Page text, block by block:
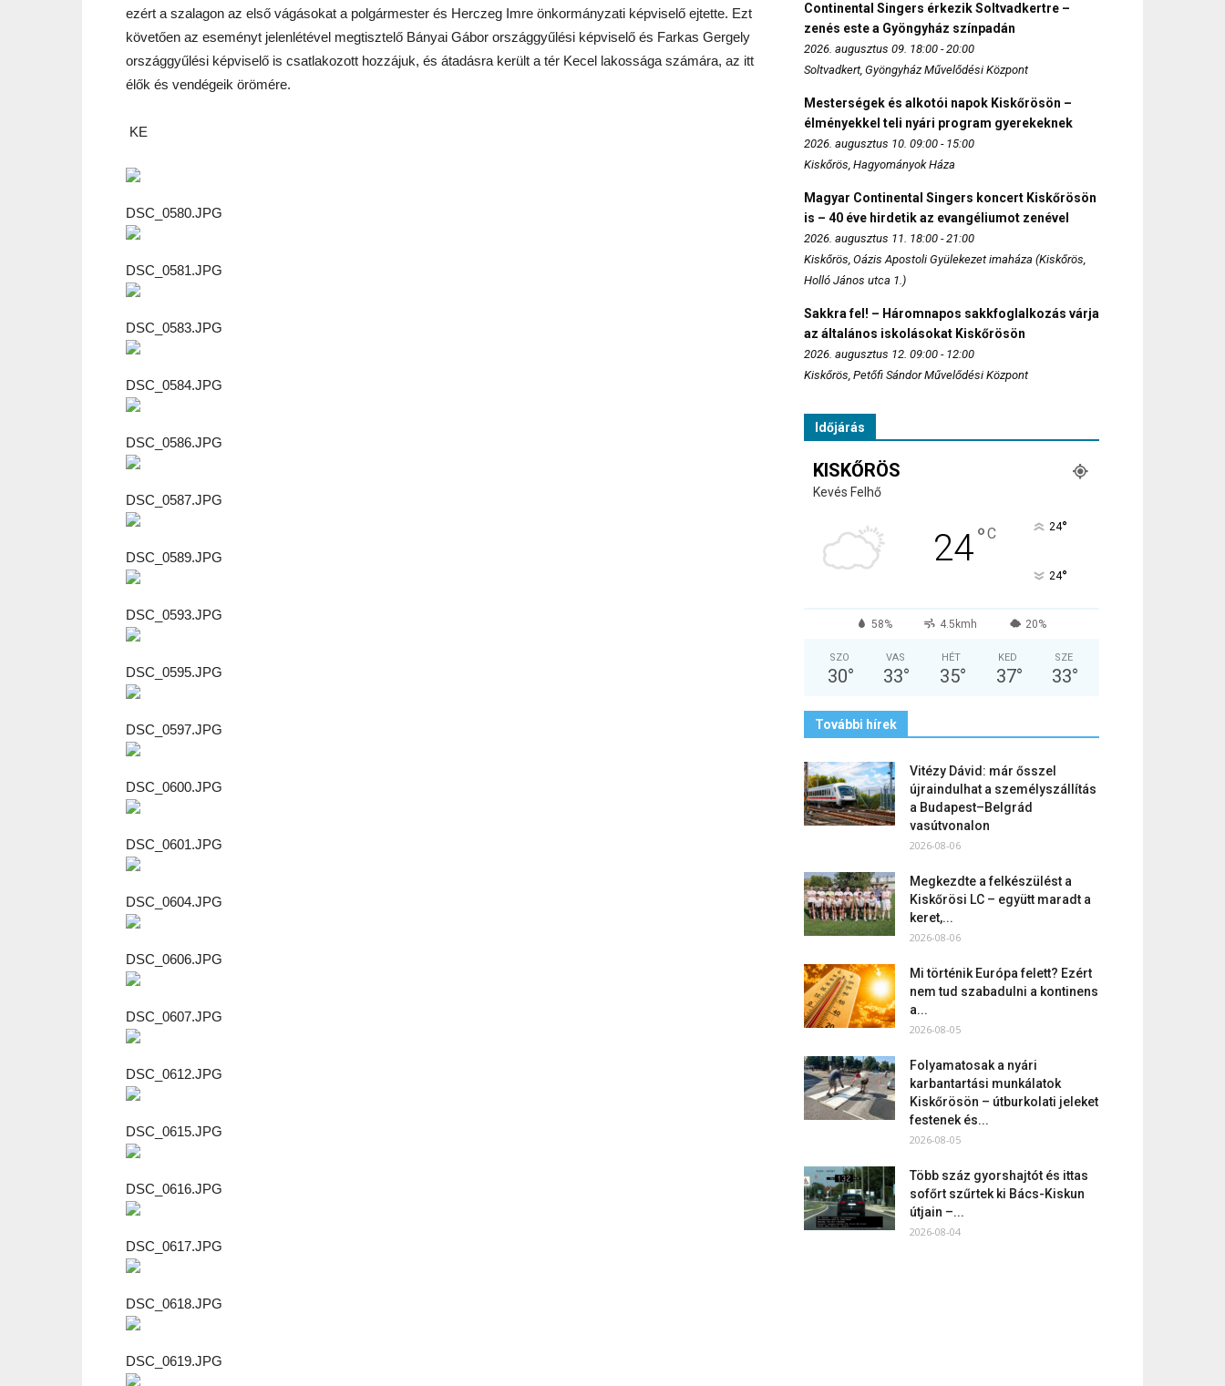
ezért a szalagon az első vágásokat a polgármester és Herczeg Imre önkormányzati képviselő ejtette. Ezt
követően az eseményt jelenlétével megtisztelő Bányai Gábor országgyűlési képviselő és Farkas Gergely
országgyűlési képviselő is csatlakozott hozzájuk, és átadásra került a tér Kecel lakossága számára, az itt
élők és vendégeik örömére.
KE
DSC_0580.JPG
DSC_0581.JPG
DSC_0583.JPG
DSC_0584.JPG
DSC_0586.JPG
DSC_0587.JPG
DSC_0589.JPG
DSC_0593.JPG
DSC_0595.JPG
DSC_0597.JPG
DSC_0600.JPG
DSC_0601.JPG
DSC_0604.JPG
DSC_0606.JPG
DSC_0607.JPG
DSC_0612.JPG
DSC_0615.JPG
DSC_0616.JPG
DSC_0617.JPG
DSC_0618.JPG
DSC_0619.JPG
Continental Singers érkezik Soltvadkertre –
zenés este a Gyöngyház színpadán
2026. augusztus 09. 18:00 - 20:00
Soltvadkert, Gyöngyház Művelődési Központ
Mesterségek és alkotói napok Kiskőrösön –
élményekkel teli nyári program gyerekeknek
2026. augusztus 10. 09:00 - 15:00
Kiskőrös, Hagyományok Háza
Magyar Continental Singers koncert Kiskőrösön
is – 40 éve hirdetik az evangéliumot zenével
2026. augusztus 11. 18:00 - 21:00
Kiskőrös, Oázis Apostoli Gyülekezet imaháza (Kiskőrös,
Holló János utca 1.)
Sakkra fel! – Háromnapos sakkfoglalkozás várja
az általános iskolásokat Kiskőrösön
2026. augusztus 12. 09:00 - 12:00
Kiskőrös, Petőfi Sándor Művelődési Központ
Időjárás
KISKŐRÖS
Kevés Felhő
24°C 24°
24°
58% 4.5kmh 20%
SZO
30°
VAS
33°
HÉT
35°
KED
37°
SZE
33°
További hírek
Vitézy Dávid: már ősszel
újraindulhat a személyszállítás
a Budapest–Belgrád
vasútvonalon
2026-08-06
Megkezdte a felkészülést a
Kiskőrösi LC – együtt maradt a
keret,...
2026-08-06
Mi történik Európa felett? Ezért
nem tud szabadulni a kontinens
a...
2026-08-05
Folyamatosak a nyári
karbantartási munkálatok
Kiskőrösön – útburkolati jeleket
festenek és...
2026-08-05
Több száz gyorshajtót és ittas
sofőrt szűrtek ki Bács-Kiskun
útjain –...
2026-08-04